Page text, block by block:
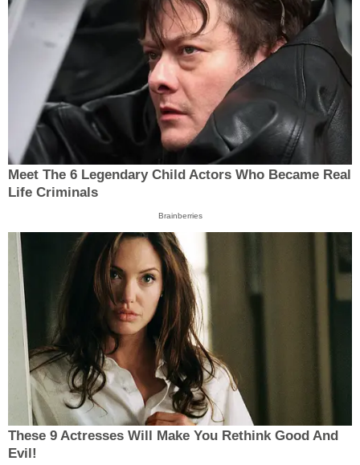
Meet The 6 Legendary Child Actors Who Became Real
Life Criminals
Brainberries
These 9 Actresses Will Make You Rethink Good And
Evil!